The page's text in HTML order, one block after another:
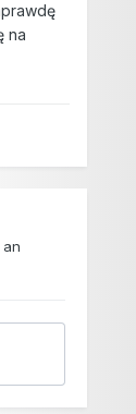
na